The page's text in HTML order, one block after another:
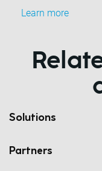
Learn more
Solutions
Partners